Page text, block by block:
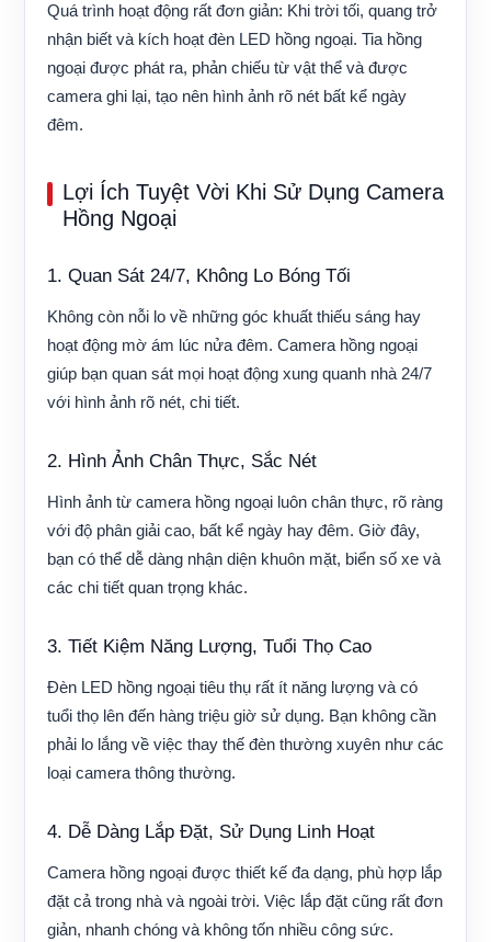
Quá trình hoạt động rất đơn giản: Khi trời tối, quang trở
nhận biết và kích hoạt đèn LED hồng ngoại. Tia hồng
ngoại được phát ra, phản chiếu từ vật thể và được
camera ghi lại, tạo nên hình ảnh rõ nét bất kể ngày
đêm.
Lợi Ích Tuyệt Vời Khi Sử Dụng Camera
Hồng Ngoại
1. Quan Sát 24/7, Không Lo Bóng Tối
Không còn nỗi lo về những góc khuất thiếu sáng hay
hoạt động mờ ám lúc nửa đêm. Camera hồng ngoại
giúp bạn quan sát mọi hoạt động xung quanh nhà 24/7
với hình ảnh rõ nét, chi tiết.
2. Hình Ảnh Chân Thực, Sắc Nét
Hình ảnh từ camera hồng ngoại luôn chân thực, rõ ràng
với độ phân giải cao, bất kể ngày hay đêm. Giờ đây,
bạn có thể dễ dàng nhận diện khuôn mặt, biển số xe và
các chi tiết quan trọng khác.
3. Tiết Kiệm Năng Lượng, Tuổi Thọ Cao
Đèn LED hồng ngoại tiêu thụ rất ít năng lượng và có
tuổi thọ lên đến hàng triệu giờ sử dụng. Bạn không cần
phải lo lắng về việc thay thế đèn thường xuyên như các
loại camera thông thường.
4. Dễ Dàng Lắp Đặt, Sử Dụng Linh Hoạt
Camera hồng ngoại được thiết kế đa dạng, phù hợp lắp
đặt cả trong nhà và ngoài trời. Việc lắp đặt cũng rất đơn
giản, nhanh chóng và không tốn nhiều công sức.